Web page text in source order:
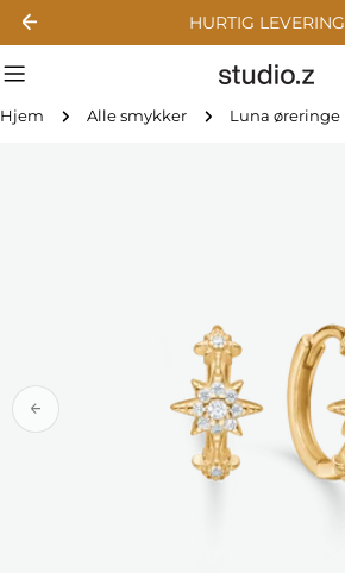
indhold
HURTIG LEVERING
Hjem Alle smykker Luna øreringe